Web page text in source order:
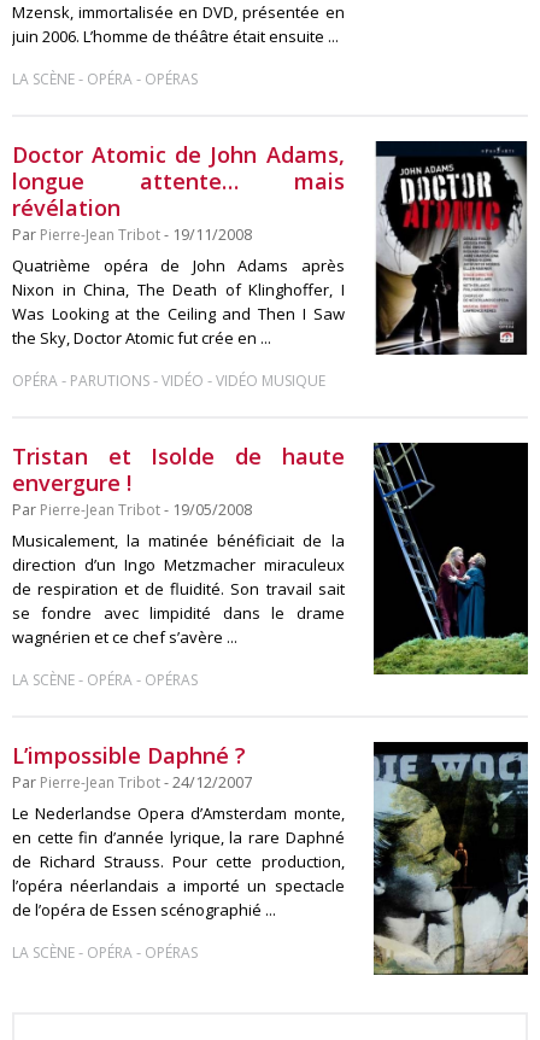
Mzensk, immortalisée en DVD, présentée en
juin 2006. L’homme de théâtre était ensuite ...
LA SCÈNE- OPÉRA- OPÉRAS
Doctor Atomic de John Adams,
longue attente… mais
révélation
Par Pierre-Jean Tribot- 19/11/2008
Quatrième opéra de John Adams après
Nixon in China, The Death of Klinghoffer, I
Was Looking at the Ceiling and Then I Saw
the Sky, Doctor Atomic fut crée en ...
OPÉRA- PARUTIONS-VIDÉO -VIDÉO MUSIQUE
Tristan et Isolde de haute
envergure !
Par Pierre-Jean Tribot- 19/05/2008
Musicalement, la matinée bénéficiait de la
direction d’un Ingo Metzmacher miraculeux
de respiration et de fluidité. Son travail sait
se fondre avec limpidité dans le drame
wagnérien et ce chef s’avère ...
LA SCÈNE- OPÉRA- OPÉRAS
L’impossible Daphné ?
Par Pierre-Jean Tribot- 24/12/2007
Le Nederlandse Opera d’Amsterdam monte,
en cette fin d’année lyrique, la rare Daphné
de Richard Strauss. Pour cette production,
l’opéra néerlandais a importé un spectacle
de l’opéra de Essen scénographié ...
LA SCÈNE- OPÉRA- OPÉRAS